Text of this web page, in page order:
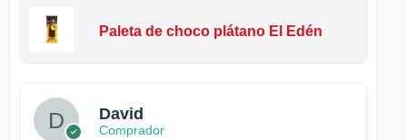
Paleta de choco plátano El Edén
David
Comprador